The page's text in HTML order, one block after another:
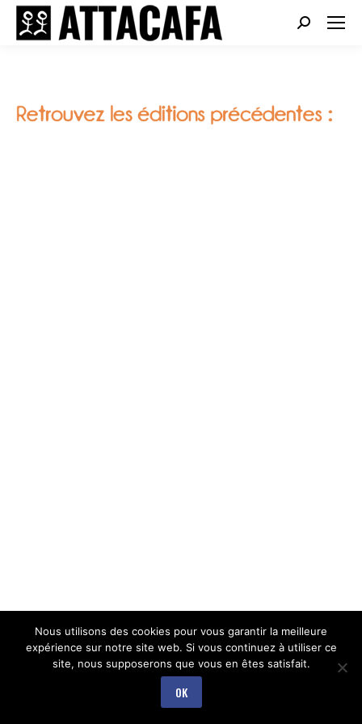
Search:
Nous utilisons des cookies pour vous garantir la meilleure
expérience sur notre site web. Si vous continuez à utiliser ce
site, nous supposerons que vous en êtes satisfait.
OK